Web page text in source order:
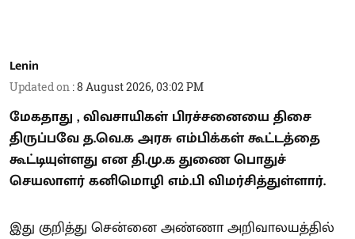
Lenin
Updated on :8 August 2026, 03:02 PM
மேகதாது , விவசாயிகள் பிரச்சனையை திசை
திருப்பவே த.வெ.க அரசு எம்பிக்கள் கூட்டத்தை
கூட்டியுள்ளது என தி.மு.க துணை பொதுச்
செயலாளர் கனிமொழி எம்.பி விமர்சித்துள்ளார்.
இது குறித்து சென்னை அண்ணா அறிவாலயத்தில்